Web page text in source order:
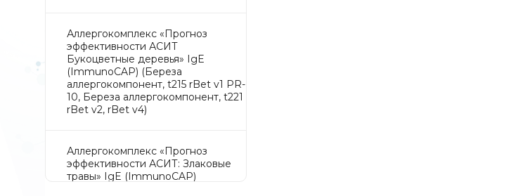
Аллергокомплекс «Прогноз
эффективности АСИТ
Букоцветные деревья» IgE
(ImmunoCAP) (Береза
аллергокомпонент, t215 rBet v1 PR-
10, Береза аллергокомпонент, t221
rBet v2, rBet v4)
Аллергокомплекс «Прогноз
эффективности АСИТ: Злаковые
травы» IgE (ImmunoCAP)